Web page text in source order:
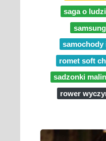
saga o
samochody
romet soft
sadzonki
rower